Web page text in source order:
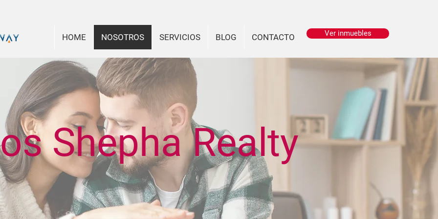
HOME NOSOTROS SERVICIOS BLOG CONTACTO Ver inmuebles
Shepha Realty